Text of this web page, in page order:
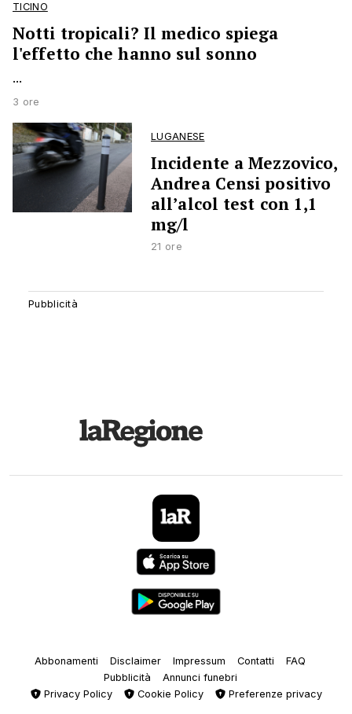
TICINO
Notti tropicali? Il medico spiega
l'effetto che hanno sul sonno
...
3 ore
LUGANESE
Incidente a Mezzovico,
Andrea Censi positivo
all’alcol test con 1,1
mg/l
21 ore
Abbonamenti Disclaimer Impressum Contatti
FAQ
Pubblicità
Annunci funebri
Privacy Policy
Cookie Policy Preferenze privacy